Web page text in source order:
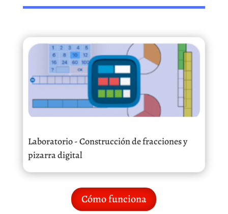
Laboratorio - Construcción de fracciones y
pizarra digital
Cómo funciona